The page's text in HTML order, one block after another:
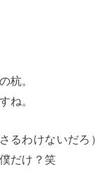
杭。
ね。
るわけないだろ）
だけ？笑